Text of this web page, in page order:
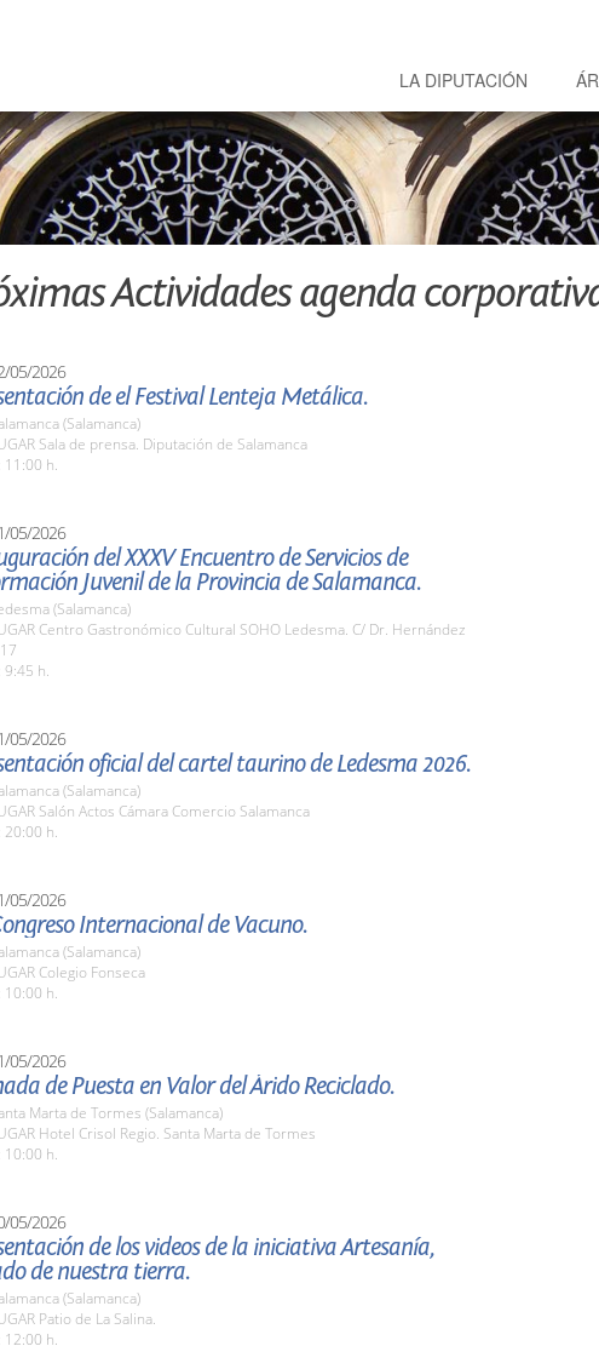
LA DIPUTACIÓN
Actividades agenda
05/2026
de el Festival Lenteja Metálica.
(Salamanca)
Sala de prensa. Diputación de Salamanca
11:00 h.
05/2026
del XXXV Encuentro de Servicios de
Juvenil de la Provincia de Salamanca.
(Salamanca)
Centro Gastronómico Cultural SOHO Ledesma. C/ Dr. Hernández
9:45 h.
05/2026
oficial del cartel taurino de Ledesma 2026.
(Salamanca)
Salón Actos Cámara Comercio Salamanca
20:00 h.
05/2026
Internacional de Vacuno.
(Salamanca)
Colegio Fonseca
10:00 h.
05/2026
de Puesta en Valor del Árido Reciclado.
Marta de Tormes (Salamanca)
Hotel Crisol Regio. Santa Marta de Tormes
10:00 h.
05/2026
de los videos de la iniciativa Artesanía,
de nuestra tierra.
(Salamanca)
Patio de La Salina.
12:00 h.